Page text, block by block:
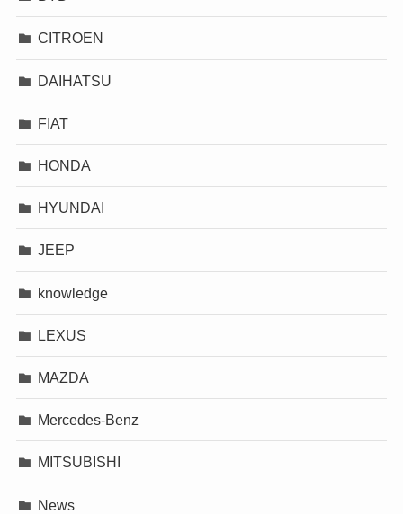
CITROEN
DAIHATSU
FIAT
HONDA
HYUNDAI
JEEP
knowledge
LEXUS
MAZDA
Mercedes-Benz
MITSUBISHI
News